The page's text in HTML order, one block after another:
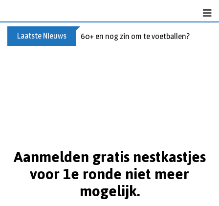
Laatste Nieuws 60+ en nog zin om te voetballen? Kom
Aanmelden gratis nestkastjes
voor 1e ronde niet meer
mogelijk.